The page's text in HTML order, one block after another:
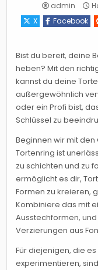
admin
X
Facebook
Bist du bereit, deine
heben? Mit den
kannst du deine
außergewöhnlich
oder ein Profi bist,
Schlüssel zu
Beginnen wir mit
Tortenring ist
zu schichten und zu
ermöglicht es dir,
Formen zu kreieren,
Kombiniere das mit
Ausstechformen,
Verzierungen aus
Für diejenigen, die
experimentieren,